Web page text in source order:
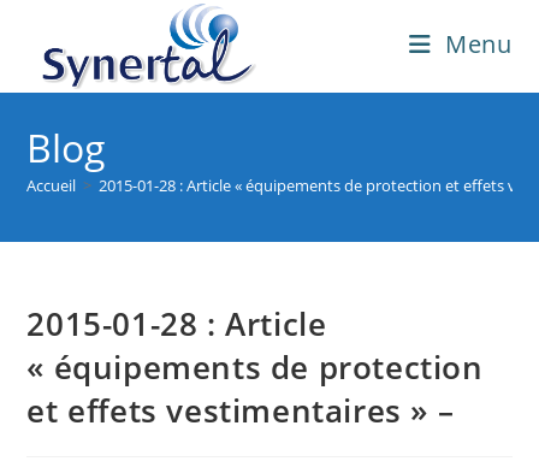
content
Menu
Blog
Accueil > 2015-01-28 : Article « équipements de protection et effets
2015-01-28 : Article
« équipements de protection
et effets vestimentaires » –